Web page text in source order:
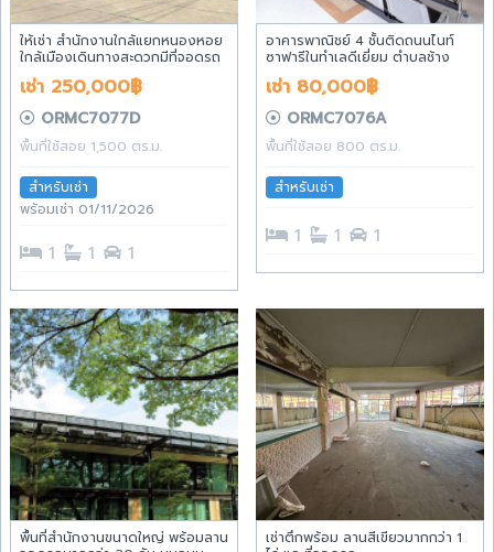
ให้เช่า สำนักงานใกล้แยกหนองหอย
ใกล้เมืองเดินทางสะดวกมีที่จอดรถ
พร้อมห้องพัก ตำบลช้างม่อย
อำเภอเมืองเชียงใหม่ จังหวัด
เชียงใหม่
เช่า 250,000฿
ORMC7077D
พื้นที่ใช้สอย 1,500 ตร.ม.
สำหรับเช่า
พร้อมเช่า 01/11/2026
1 1 1
อาคารพาณิชย์ 4 ชั้นติดถนนไนท์
ซาฟารีในทำเลดีเยี่ยม ตำบลช้าง
คลาน อำเภอเมืองเชียงใหม่ จังหวัด
เชียงใหม่
เช่า 80,000฿
ORMC7076A
พื้นที่ใช้สอย 800 ตร.ม.
สำหรับเช่า
1 1 1
พื้นที่สำนักงานขนาดใหญ่ พร้อมลาน
เช่าตึกพร้อม ลานสีเขียวมากกว่า 1